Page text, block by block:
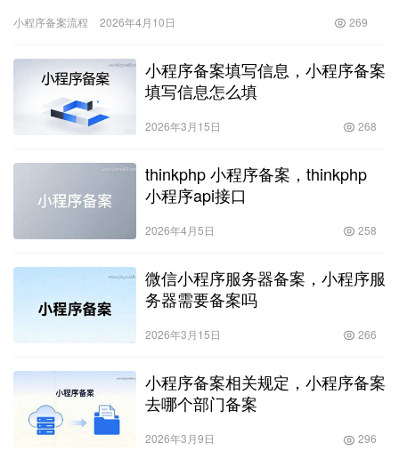
小程序备案流程 2026年4月10日 269
小程序备案填写信息，小程序备案
填写信息怎么填
2026年3月15日 268
thinkphp 小程序备案，thinkphp
小程序api接口
2026年4月5日 258
微信小程序服务器备案，小程序服
务器需要备案吗
2026年3月15日 266
小程序备案相关规定，小程序备案
去哪个部门备案
2026年3月9日 296